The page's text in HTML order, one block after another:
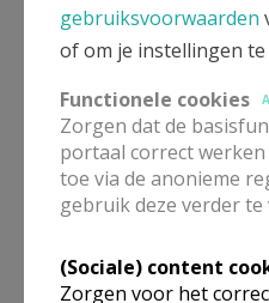
Fedasil
:
Montenakenweg
truiden@fedasil.be
Huis van de Wereld
Zoutstraat 46;
gebruiksvoorwaarden
of om je instellingen te
Functionele cookies
Zorgen dat de
portaal correct
toe via de anonieme
gebruik deze verder
(Sociale) content
Zorgen voor het